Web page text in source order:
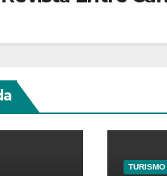
TURISMO